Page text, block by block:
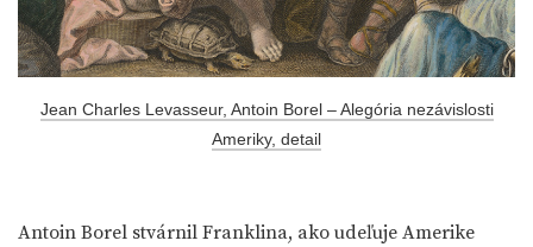
Jean Charles Levasseur, Antoin Borel – Alegória nezávislosti
Ameriky, detail
Antoin Borel stvárnil Franklina, ako udeľuje Amerike